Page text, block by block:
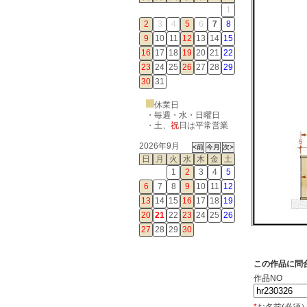
1
2
3 4 5 6 7
8
9
10 11 12 13 14 15
16 17 18 19 20 21 22
23 24 25 26 27 28 29
30 31
休業日
・毎週・水・日曜日
・ 土、 祝日は平常営業
2026年9月
日
月 火 水 木 金
土
1
2 3 4
5
6
7 8 9 10 11 12
13 14 15 16 17 18 19
20 21 22 23 24 25 26
27 28 29 30
この作品に問
作品NO